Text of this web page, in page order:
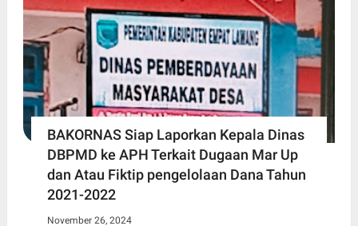
BAKORNAS Siap Laporkan Kepala Dinas
DBPMD ke APH Terkait Dugaan Mar Up
dan Atau Fiktip pengelolaan Dana Tahun
2021-2022
November 26, 2024